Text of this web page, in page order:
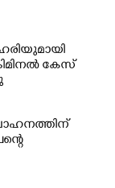
കേസ്